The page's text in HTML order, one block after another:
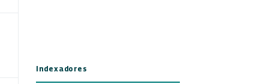
Indexadores